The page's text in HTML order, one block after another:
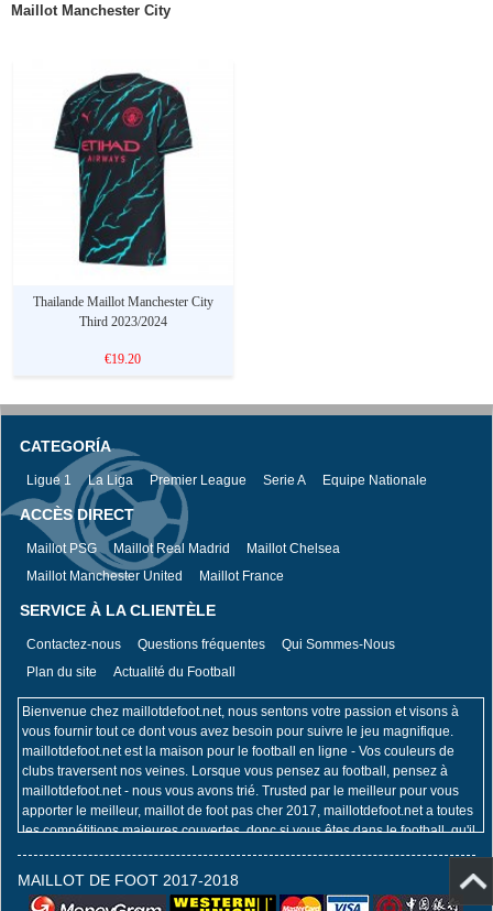
Maillot Manchester City
Thailande Maillot Manchester City
Third 2023/2024
€19.20
CATEGORÍA
Ligue 1 La Liga Premier League Serie A Equipe Nationale
ACCÈS DIRECT
Maillot PSG Maillot Real Madrid
Maillot Chelsea
Maillot Manchester United
Maillot France
SERVICE À LA CLIENTÈLE
Contactez-nous Questions fréquentes
Qui Sommes-Nous
Plan du site
Actualité du Football
Bienvenue chez maillotdefoot.net, nous sentons votre passion et visons à
vous fournir tout ce dont vous avez besoin pour suivre le jeu magnifique.
maillotdefoot.net est la maison pour le football en ligne - Vos couleurs de
clubs traversent nos veines. Lorsque vous pensez au football, pensez à
maillotdefoot.net - nous vous avons trié. Trusted par le meilleur pour vous
apporter le meilleur, maillot de foot pas cher 2017, maillotdefoot.net a toutes
les compétitions majeures couvertes, donc si vous êtes dans le football, qu'il
l'UEFA, de l'UEFA Champions League, de la Premier League ou de la Coupe
de l'Emirates FA, vous êtes dans la bonne place. Un spécialiste et une
MAILLOT DE FOOT 2017-2018